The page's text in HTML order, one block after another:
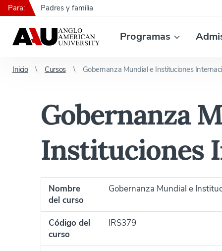
Programas
Para: Padres y familia
Inicio Cursos Gobernanza Mundial e Instituciones
Gobernanza
Instituciones
Nombre
del curso
Gobernanza Mundial e
Código del
curso
IRS379